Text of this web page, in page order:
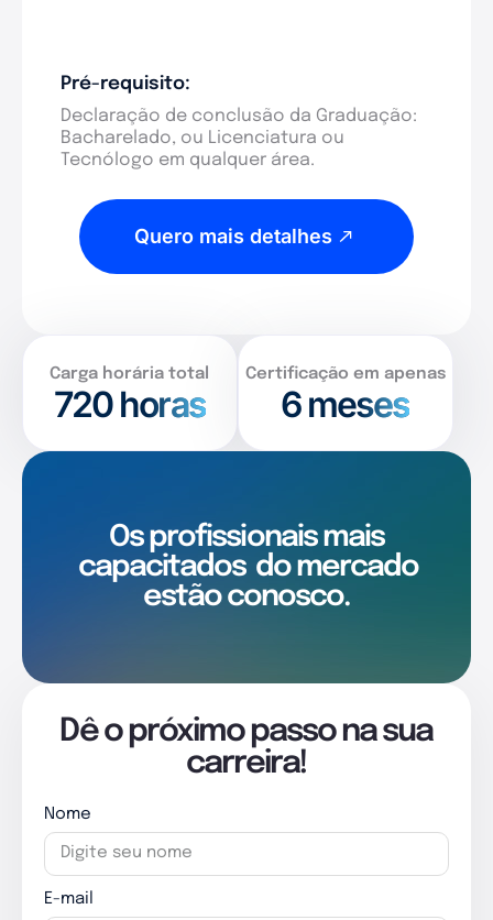
Pré-requisito:
Declaração de conclusão da Graduação:
Bacharelado, ou Licenciatura ou
Tecnólogo em qualquer área.
Quero mais detalhes
Carga horária total
720horas
Certificação em apenas
6 meses
Os profissionais mais
capacitados do mercado
estão conosco.
Dê o próximo passo na sua
carreira!
Nome
E-mail